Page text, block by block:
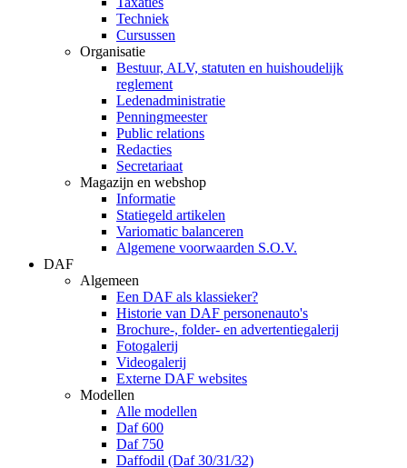
Techniek
Cursussen
Organisatie
Bestuur, ALV, statuten en huishoudelijk
reglement
Ledenadministratie
Penningmeester
Public relations
Redacties
Secretariaat
Magazijn en webshop
Informatie
Statiegeld artikelen
Variomatic balanceren
Algemene voorwaarden S.O.V.
DAF
Algemeen
Een DAF als klassieker?
Historie van DAF personenauto's
Brochure-, folder- en advertentiegalerij
Fotogalerij
Videogalerij
Externe DAF websites
Modellen
Alle modellen
Daf 600
Daf 750
Daffodil (Daf 30/31/32)